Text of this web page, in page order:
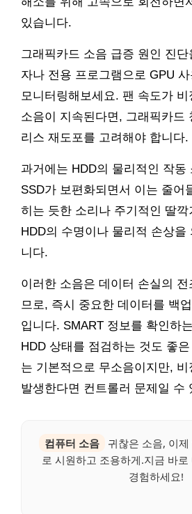
있습니다.
그래픽카드 소음 급증 원인 진단
자나 전용 프로그램으로 GPU
모니터링해보세요. 팬 속도가
소음이 지속된다면, 그래픽카드
리스 재도포를 고려해야 합니다.
과거에는 HDD의 물리적인 작동
SSD가 보편화되면서 이는 줄어
히는 듯한 소리나 주기적인 딸깍
HDD의 수명이나 물리적 손상을
니다.
이러한 소음은 데이터 손실의
므로, 즉시 중요한 데이터를 백
입니다. SMART 정보를 확인하
HDD 상태를 점검하는 것도 좋
는 기본적으로 무소음이지만,
발생한다면 컨트롤러 문제일 수
컴퓨터 소음
귀찮은 소음, 이
로 시원하고 조용하게.지금 바
경험하세요!